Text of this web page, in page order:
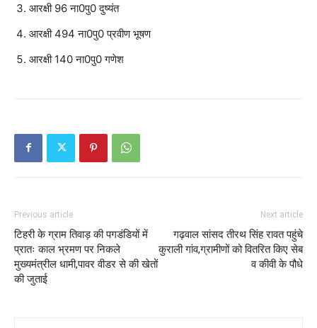
आरक्षी 96 ना0पु0 दुष्यंत
आरक्षी 494 ना0पु0 प्रवीण भूषण
आरक्षी 140 ना0पु0 गणेश
Previous article
टिहरी के ग्राम तिवाड़ की पगडंडियों में
प्रातः काल भ्रमण पर निकले
मुख्यमंत्रील धामी,पावर वीडर से की खेतों
की जुताई
Next article
गढ़वाल सांसद तीरथ सिंह रावत पहुंचे
कुराली गांव,ग्रामीणों को वितरित किए सेब
व कीवी के पौधे